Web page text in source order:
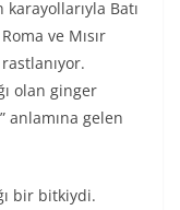
Batı
ve Mısır
olan ginger
anlamına gelen
bir bitkiydi.